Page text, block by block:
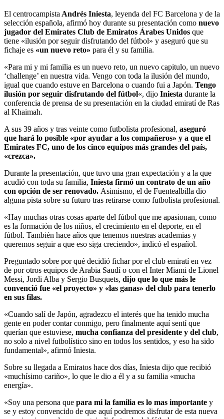
El centrocampista Andrés Iniesta, leyenda del FC Barcelona y de la
selección española, afirmó hoy durante su presentación como nuevo
jugador del Emirates Club de Emiratos Árabes Unidos que
tiene «ilusión por seguir disfrutando del fútbol» y aseguró que su
fichaje es «un nuevo reto» para él y su familia.
«Para mi y mi familia es un nuevo reto, un nuevo capitulo, un nuevo
‘challenge’ en nuestra vida. Vengo con toda la ilusión del mundo,
igual que cuando estuve en Barcelona o cuando fui a Japón. Tengo
ilusión por seguir disfrutando del fútbol«, dijo Iniesta durante la
conferencia de prensa de su presentación en la ciudad emiratí de Ras
al Khaimah.
A sus 39 años y tras veinte como futbolista profesional, aseguró
que hará lo posible «por ayudar a los compañeros» y a que el
Emirates FC, uno de los cinco equipos más grandes del país,
«crezca».
Durante la presentación, que tuvo una gran expectación y a la que
acudió con toda su familia, Iniesta firmó un contrato de un año
con opción de ser renovado. Asimismo, el de Fuentealbilla dio
alguna pista sobre su futuro tras retirarse como futbolista profesional.
«Hay muchas otras cosas aparte del fútbol que me apasionan, como
es la formación de los niños, el crecimiento en el deporte, en el
fútbol. También hace años que tenemos nuestras academias y
queremos seguir a que eso siga creciendo», indicó el español.
Preguntado sobre por qué decidió fichar por el club emiratí en vez
de por otros equipos de Arabia Saudí o con el Inter Miami de Lionel
Messi, Jordi Alba y Sergio Busquets, dijo que lo que más le
convenció fue «el proyecto» y «las ganas» del club para tenerlo
en sus filas.
«Cuando salí de Japón, agradezco el interés que ha tenido mucha
gente en poder contar conmigo, pero finalmente aquí sentí que
querían que estuviese, mucha confianza del presidente y del club,
no solo a nivel futbolístico sino en todos los sentidos, y eso ha sido
fundamental», afirmó Iniesta.
Sobre su llegada a Emiratos hace dos días, Iniesta dijo que recibió
«muchísimo cariño», lo que le dio a él y a su familia «mucha
energía».
«Soy una persona que para mi la familia es lo mas importante y
se y estoy convencido de que aquí podremos disfrutar de esta nueva